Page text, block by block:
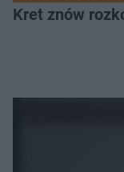
Kret znów